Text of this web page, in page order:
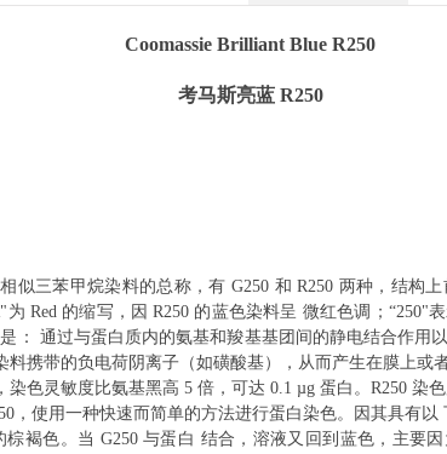
Coomassie Brilliant Blue R250
考马斯亮蓝R250
似三苯甲烷染料的总称，有G250 和R250 两种，结构
"为 Red 的缩写，因R250 的蓝色染料呈 微红色调；“250"
： 通过与蛋白质内的氨基和羧基基团间的静电结合作用
料携带的负电荷阴离子（如磺酸基），从而产生在膜上或
染色灵敏度比氨基黑高 5 倍，可达 0.1 µg 蛋白。 R250 染
，使用一种快速而简单的方法进行蛋白染色。因其具有以
棕褐色。当 G250与蛋白 结合，溶液又回到蓝色，主要